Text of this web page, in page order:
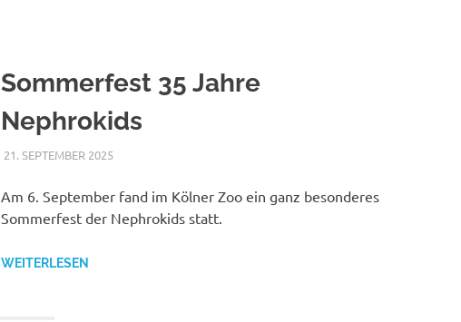
Sommerfest 35 Jahre
Nephrokids
21. SEPTEMBER 2025NICOLE.BETH
ALLGEMEIN
Am 6. September fand im Kölner Zoo ein ganz besonderes
Sommerfest der Nephrokids statt.
WEITERLESEN